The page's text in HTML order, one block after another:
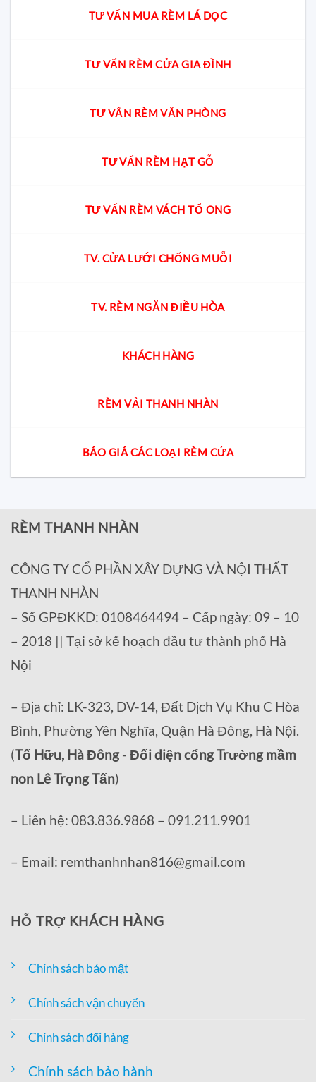
TƯ VẤN MUA RÈM LÁ DỌC
TƯ VẤN RÈM CỬA GIA ĐÌNH
TƯ VẤN RÈM VĂN PHÒNG
TƯ VẤN RÈM HẠT GỖ
TƯ VẤN RÈM VÁCH TỔ ONG
TV. CỬA LƯỚI CHỐNG MUỖI
TV. RÈM NGĂN ĐIỀU HÒA
KHÁCH HÀNG
RÈM VẢI THANH NHÀN
BÁO GIÁ CÁC LOẠI RÈM CỬA
RÈM THANH NHÀN
CÔNG TY CỔ PHẦN XÂY DỰNG VÀ NỘI THẤT
THANH NHÀN
– Số GPĐKKD: 0108464494 – Cấp ngày: 09 – 10
– 2018 || Tại sở kế hoạch đầu tư thành phố Hà
Nội
– Địa chỉ: LK-323, DV-14, Đất Dịch Vụ Khu C Hòa
Bình, Phường Yên Nghĩa, Quận Hà Đông, Hà Nội.
(Tố Hữu, Hà Đông- Đối diện cổng Trường mầm
non Lê Trọng Tấn)
– Liên hệ: 083.836.9868 – 091.211.9901
– Email: remthanhnhan816@gmail.com
HỖ TRỢ KHÁCH HÀNG
Chính sách bảo mật
Chính sách vận chuyển
Chính sách đổi hàng
Chính sách bảo hành